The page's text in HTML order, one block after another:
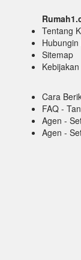
Tentang
Sitemap
Cara
FAQ -
Agen -
Agen -